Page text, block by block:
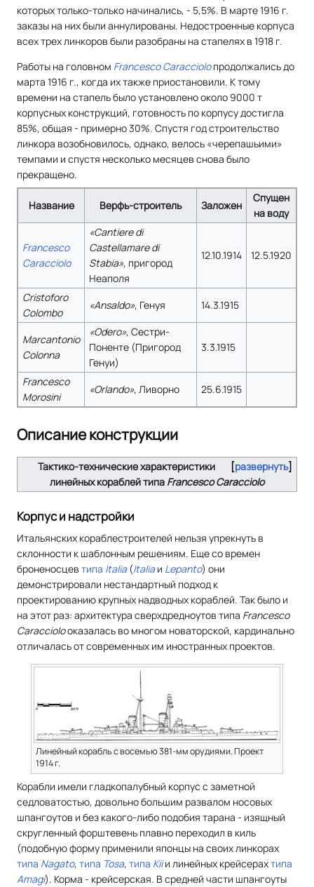
которых только-только начинались, - 5,5%. В марте 1916 г.
заказы на них были аннулированы. Недостроенные корпуса
всех трех линкоров были разобраны на стапелях в 1918 г.
Работы на головном Francesco Caraccioloпродолжались до
марта 1916 г., когда их также приостановили. К тому
времени на стапель было установлено около 9000 т
корпусных конструкций, готовность по корпусу достигла
85%, общая - примерно 30%. Спустя год строительство
линкора возобновилось, однако, велось «черепашьими»
темпами и спустя несколько месяцев снова было
прекращено.
Название Верфь-строитель Заложен
Спущен
на воду
Francesco
Caracciolo
«Cantiere di
Castellamare di
Stabia», пригород
Неаполя
12.10.1914 12.5.1920
Cristoforo
Colombo
«Ansaldo», Генуя 14.3.1915
Marcantonio
Colonna
«Odero», Сестри-
Поненте (Пригород
Генуи)
3.3.1915
Francesco
Morosini
«Orlando», Ливорно 25.6.1915
Описание конструкции
развернуть
Тактико-технические характеристики
линейных кораблей типа Francesco Caracciolo
Корпус и надстройки
Итальянских кораблестроителей нельзя упрекнуть в
склонности к шаблонным решениям. Еще со времен
броненосцев типа Italia(Italiaи Lepanto) они
демонстрировали нестандартный подход к
проектированию крупных надводных кораблей. Так было и
на этот раз: архитектура сверхдредноутов типа Francesco
Caraccioloоказалась во многом новаторской, кардинально
отличалась от современных им иностранных проектов.
Линейный корабль с восемью 381-мм орудиями. Проект
1914 г.
Корабли имели гладкопалубный корпус с заметной
седловатостью, довольно большим развалом носовых
шпангоутов и без какого-либо подобия тарана - изящный
скругленный форштевень плавно переходил в киль
(подобную форму применили японцы на своих линкорах
типа Nagato, типа Tosa, типа Kiiи линейных крейсерахтипа
Amagi). Корма - крейсерская. В средней части шпангоуты